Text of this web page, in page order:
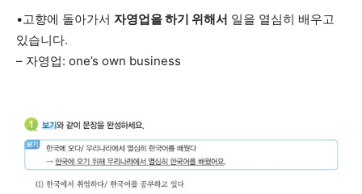
•고향에 돌아가서 자영업을 하기 위해서 일을 열심히 배우고
있습니다.
– 자영업: one’s own business